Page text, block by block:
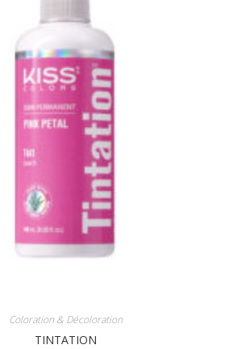
Coloration & Décoloration
TINTATION